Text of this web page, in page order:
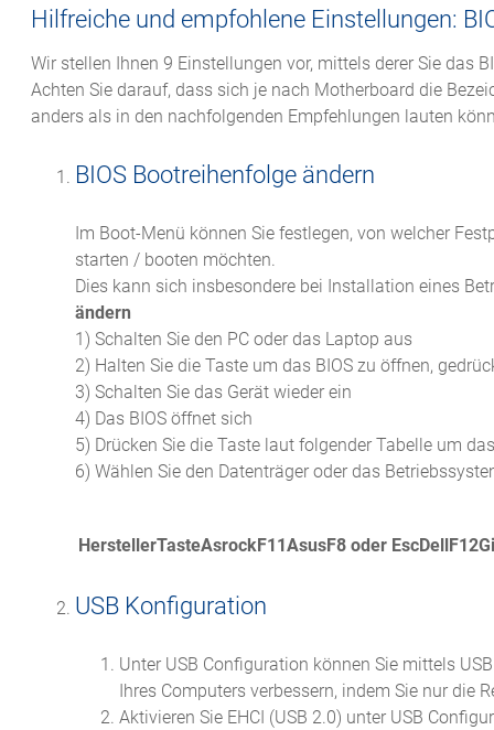
Hilfreiche und empfohlene Einstellungen:
Wir stellen Ihnen 9 Einstellungen vor, mittels derer Sie das
Achten Sie darauf, dass sich je nach Motherboard die
anders als in den nachfolgenden Empfehlungen lauten
BIOS Bootreihenfolge ändern
Im Boot-Menü können Sie festlegen, von welcher
starten / booten möchten.
Dies kann sich insbesondere bei Installation eines
ändern
1) Schalten Sie den PC oder das Laptop aus
2) Halten Sie die Taste um das BIOS zu öffnen,
3) Schalten Sie das Gerät wieder ein
4) Das BIOS öffnet sich
5) Drücken Sie die Taste laut folgender Tabelle um
6) Wählen Sie den Datenträger oder das
HerstellerTasteAsrockF11AsusF8 oder
USB Konfiguration
Unter USB Configuration können Sie mittels
Ihres Computers verbessern, indem Sie nur die
Aktivieren Sie EHCI (USB 2.0) unter USB